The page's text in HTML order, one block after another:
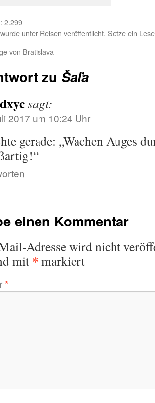
2.299
unter Reisen veröffentlicht. Setze ein
von Bratislava
zu Šaľa
sagt:
2017 um 10:24 Uhr
gerade: „Wachen Auges
einen Kommentar
Adresse wird nicht
mit * markiert
*